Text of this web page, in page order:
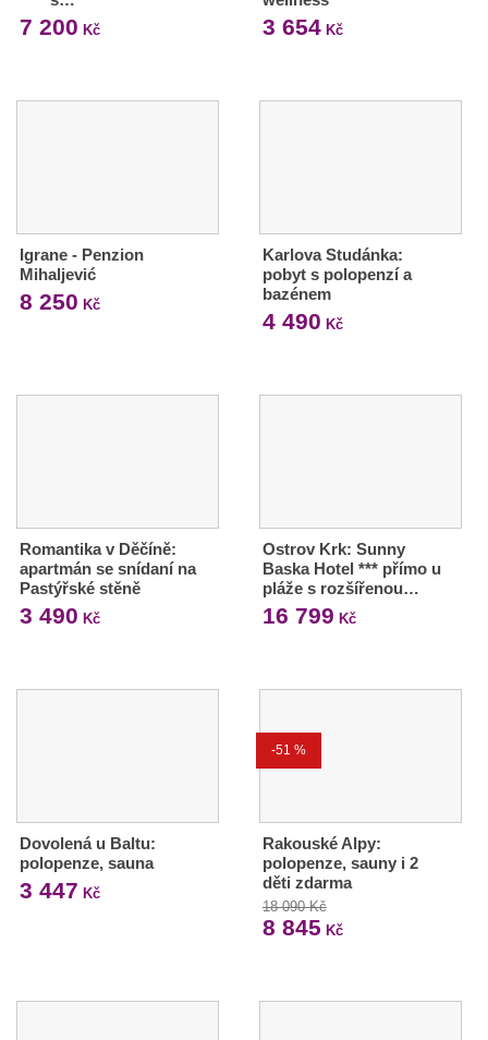
7 200 Kč 3 654Kč
Igrane - Penzion
Mihaljević
8 250 Kč
Karlova Studánka:
pobyt s polopenzí a
bazénem
4 490 Kč
Romantika v Děčíně:
apartmán se snídaní na
Pastýřské stěně
3 490 Kč
Ostrov Krk: Sunny
Baska Hotel *** přímo u
pláže s rozšířenou…
16 799 Kč
Dovolená u Baltu:
polopenze, sauna
3 447 Kč
-51 %
Rakouské Alpy:
polopenze, sauny i 2
děti zdarma
18 090 Kč
8 845 Kč